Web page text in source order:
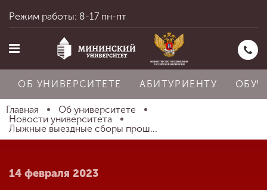
Главная
Режим работы: 8-17 пн-пт
ОБ УНИВЕРСИТЕТЕ АБИТУРИЕНТУ
Главная
Об университете
Новости университета
Лыжные выездные сборы прош...
14 февраля 2023